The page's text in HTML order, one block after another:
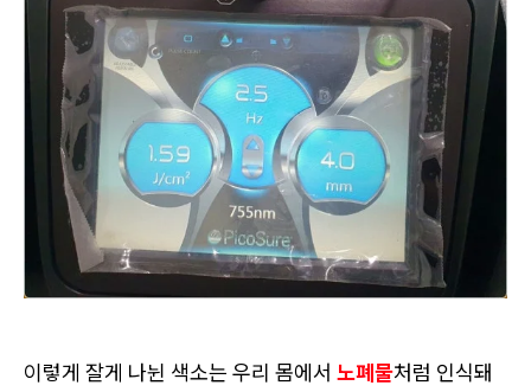
이렇게 잘게 나뉜 색소는 우리 몸에서 노폐물처럼 인식돼